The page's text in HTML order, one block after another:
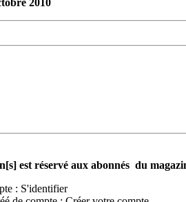
est réservé aux abonnés du
: S'identifier